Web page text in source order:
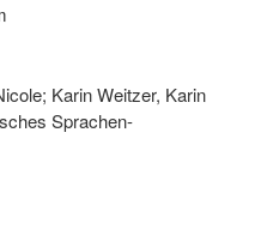
Karin Weitzer, Karin
Sprachen-